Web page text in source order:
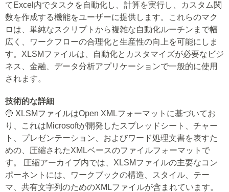
てExcel内でタスクを自動化し、計算を実行し、カスタム関
数を作成する機能をユーザーに提供します。これらのマク
ロは、単純なスクリプトから複雑な自動化ルーチンまで幅
広く、ワークフローの合理化と生産性の向上を可能にしま
す。XLSMファイルは、自動化とカスタマイズが必要なビジ
ネス、金融、データ分析アプリケーションで一般的に使用
されます。
技術的な詳細
🔵 XLSMファイルはOpen XMLフォーマットに基づいてお
り、これはMicrosoftが開発したスプレッドシート、チャー
ト、プレゼンテーション、およびワード処理文書を表すた
めの、圧縮されたXMLベースのファイルフォーマットで
す。 圧縮アーカイブ内では、XLSMファイルの主要なコン
ポーネントには、ワークブックの構造、スタイル、テー
マ、共有文字列のためのXMLファイルが含まれています。